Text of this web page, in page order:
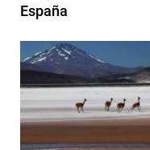
España